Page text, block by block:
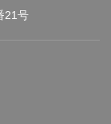
21号